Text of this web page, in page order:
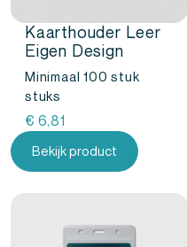
Kaarthouder Leer
Eigen Design
Minimaal 100 stuk
stuks
€ 6,81
Bekijk product